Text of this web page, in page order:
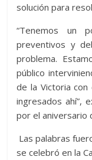
solución para
“Tenemos un
preventivos y
problema.
público
de la Victoria
ingresados ahí”,
por el aniversario
Las palabras
se celebró en la